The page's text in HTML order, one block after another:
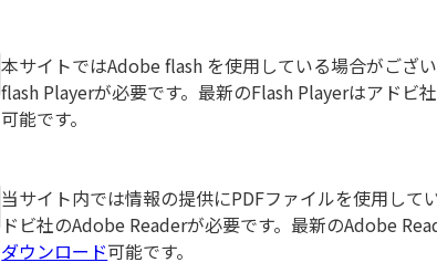
本サイトではAdobe flash を使用している場合がござ
flash Playerが必要です。最新のFlash Playerはアドビ
可能です。
当サイト内では情報の提供にPDFファイルを使用して
ドビ社のAdobe Readerが必要です。最新のAdobe
ダウンロード可能です。